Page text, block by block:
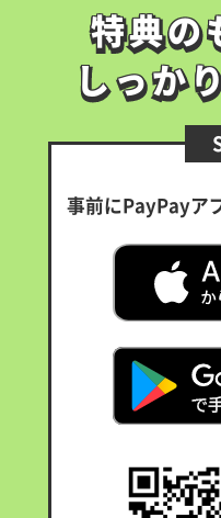
特典の
しっか
特典の
しっか
事前にPayPayア